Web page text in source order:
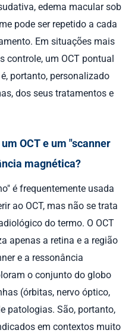
edema macular sob
pode ser repetido a cada
Em situações mais
controle, um OCT pontual
portanto, personalizado
dos seus tratamentos e
OCT e um "scanner
magnética?
é frequentemente usada
ao OCT, mas não se trata
do termo. O OCT
apenas a retina e a região
e a ressonância
o conjunto do globo
(órbitas, nervo óptico,
patologias. São, portanto,
em contextos muito